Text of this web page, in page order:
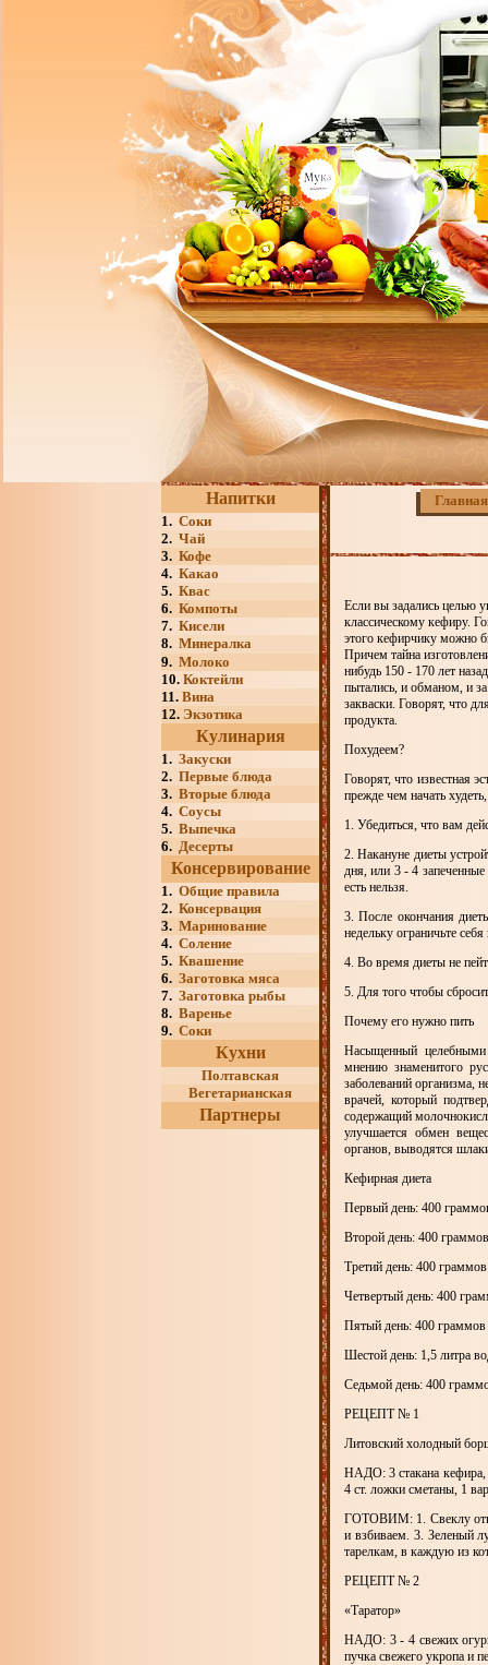
Напитки
1. Соки
2. Чай
3. Кофе
4. Какао
5. Квас
6. Компоты
7. Кисели
8. Минералка
9. Молоко
10. Коктейли
11. Вина
12. Экзотика
Кулинария
1. Закуски
2. Первые блюда
3. Вторые блюда
4. Соусы
5. Выпечка
6. Десерты
Консервирование
1. Общие правила
2. Консервация
3. Маринование
4. Соление
5. Квашение
6. Заготовка мяса
7. Заготовка рыбы
8. Варенье
9. Соки
Кухни
Полтавская
Вегетарианская
Партнеры
Главная
Если вы задались целью
классическому кефиру.
этого кефирчику можно
Причем тайна
нибудь 150 - 170 лет
пытались, и обманом, и
закваски. Говорят, что
продукта.
Похудеем?
Говорят, что известная
прежде чем начать
1. Убедиться, что вам
2. Накануне диеты
дня, или 3 - 4
есть нельзя.
3. После окончания
недельку ограничьте
4. Во время диеты не
5. Для того чтобы
Почему его нужно пить
Насыщенный
мнению знаменитого
заболеваний организма,
врачей, который
содержащий
улучшается обмен
органов, выводятся
Кефирная диета
Первый день: 400
Второй день: 400
Третий день: 400
Четвертый день: 400
Пятый день: 400 граммов
Шестой день: 1,5 литра
Седьмой день: 400
РЕЦЕПТ № 1
Литовский холодный
НАДО: 3 стакана кефира,
4 ст. ложки сметаны, 1
ГОТОВИМ: 1. Свеклу
и взбиваем. 3. Зеленый
тарелкам, в каждую из
РЕЦЕПТ № 2
«Таратор»
НАДО: 3 - 4 свежих
пучка свежего укропа и